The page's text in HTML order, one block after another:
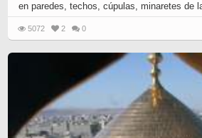
en paredes, techos, cúpulas, minaretes de
5072 2 0